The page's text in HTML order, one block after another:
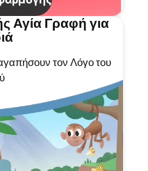
Αγία Γραφή για
τον Λόγο του